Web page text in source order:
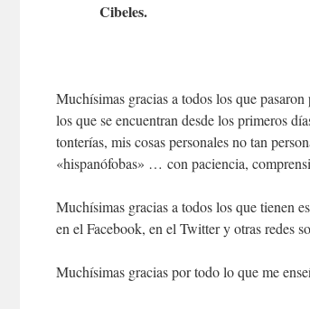
Cibeles.
Muchísimas gracias a todos los que
los que se encuentran desde los primeros
tonterías, mis cosas personales no tan
«hispanófobas» … con paciencia,
Muchísimas gracias a todos los que tienen
en el Facebook, en el Twitter y otras redes
Muchísimas gracias por todo lo que me